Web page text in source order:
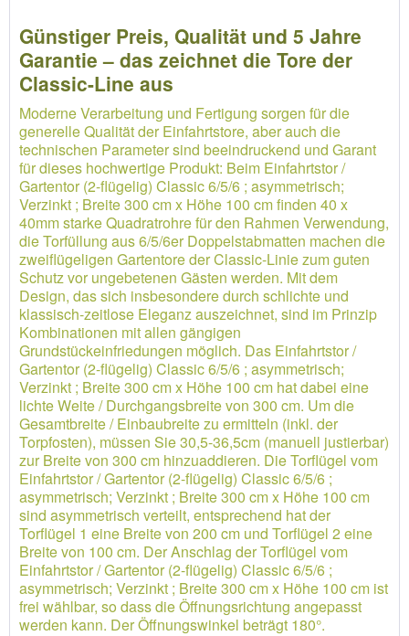
Günstiger Preis, Qualität und 5 Jahre
Garantie – das zeichnet die Tore der
Classic-Line aus
Moderne Verarbeitung und Fertigung sorgen für die
generelle Qualität der Einfahrtstore, aber auch die
technischen Parameter sind beeindruckend und Garant
für dieses hochwertige Produkt: Beim Einfahrtstor /
Gartentor (2-flügelig) Classic 6/5/6 ; asymmetrisch;
Verzinkt ; Breite 300 cm x Höhe 100 cm finden 40 x
40mm starke Quadratrohre für den Rahmen Verwendung,
die Torfüllung aus 6/5/6er Doppelstabmatten machen die
zweiflügeligen Gartentore der Classic-Linie zum guten
Schutz vor ungebetenen Gästen werden. Mit dem
Design, das sich insbesondere durch schlichte und
klassisch-zeitlose Eleganz auszeichnet, sind im Prinzip
Kombinationen mit allen gängigen
Grundstückeinfriedungen möglich. Das Einfahrtstor /
Gartentor (2-flügelig) Classic 6/5/6 ; asymmetrisch;
Verzinkt ; Breite 300 cm x Höhe 100 cm hat dabei eine
lichte Weite / Durchgangsbreite von 300 cm. Um die
Gesamtbreite / Einbaubreite zu ermitteln (inkl. der
Torpfosten), müssen Sie 30,5-36,5cm (manuell justierbar)
zur Breite von 300 cm hinzuaddieren. Die Torflügel vom
Einfahrtstor / Gartentor (2-flügelig) Classic 6/5/6 ;
asymmetrisch; Verzinkt ; Breite 300 cm x Höhe 100 cm
sind asymmetrisch verteilt, entsprechend hat der
Torflügel 1 eine Breite von 200 cm und Torflügel 2 eine
Breite von 100 cm. Der Anschlag der Torflügel vom
Einfahrtstor / Gartentor (2-flügelig) Classic 6/5/6 ;
asymmetrisch; Verzinkt ; Breite 300 cm x Höhe 100 cm ist
frei wählbar, so dass die Öffnungsrichtung angepasst
werden kann. Der Öffnungswinkel beträgt 180°.